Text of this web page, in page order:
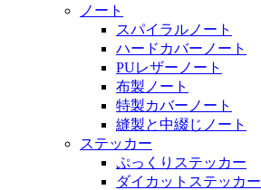
ノート
スパイラルノート
ハードカバーノート
PUレザーノート
布製ノート
特製カバーノート
縫製と中綴じノート
ステッカー
ぷっくりステッカー
ダイカットステッカー